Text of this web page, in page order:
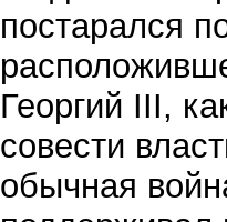
постарался
Георгий III,
совести
обычная